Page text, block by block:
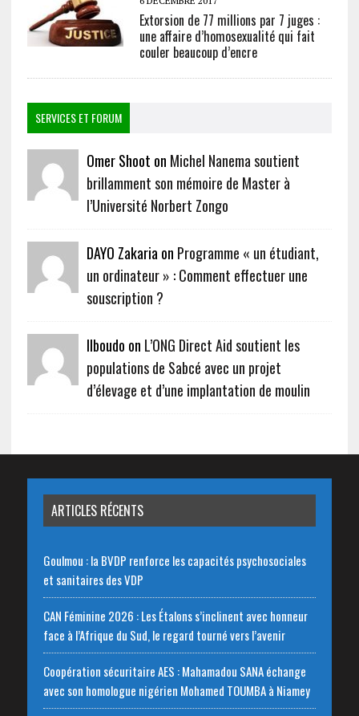
Extorsion de 77 millions par 7 juges :
une affaire d’homosexualité qui fait
couler beaucoup d’encre
SERVICES ET FORUM
Omer Shoot on Michel Nanema soutient
brillamment son mémoire de Master à
l’Université Norbert Zongo
DAYO Zakaria on Programme « un étudiant,
un ordinateur » : Comment effectuer une
souscription ?
Ilboudo on L’ONG Direct Aid soutient les
populations de Sabcé avec un projet
d’élevage et d’une implantation de moulin
ARTICLES RÉCENTS
Goulmou : la BVDP renforce les capacités psychosociales
et sanitaires des VDP
CAN Féminine 2026 : Les Étalons s’inclinent avec honneur
face à l’Afrique du Sud, le regard tourné vers l’avenir
Coopération sécuritaire AES : Mahamadou SANA échange
avec son homologue nigérien Mohamed TOUMBA à Niamey